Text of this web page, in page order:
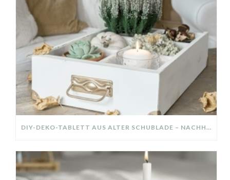
DIY-DEKO-TABLETT AUS ALTER SCHUBLADE – NACHHALTIGE HERBSTDEKO SELBER MACHEN!